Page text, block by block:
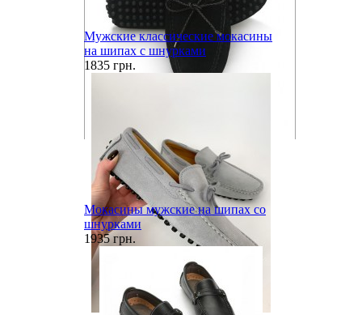
Мужские классические мокасины
на шипах с шнурками
1835 грн.
Мокасины мужские на шипах со
шнурками
1935 грн.